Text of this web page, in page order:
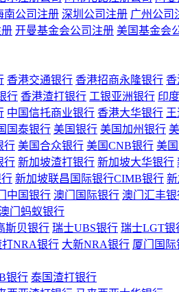
南公司注册 深圳公司注册 广州公司
开曼基金会公司注册 美国基金会
香港交通银行 香港招商永隆银行
行 香港渣打银行 工银亚洲银行 印
中国信托商业银行 香港大华银行
国泰银行 美国银行 美国加州银行
行 美国合众银行 美国CNB银行 美
行 新加坡渣打银行 新加坡大华银行
新加坡联昌国际银行CIMB银行
中国银行 澳门国际银行 澳门汇丰银
门蚂蚁银行
斯贝银行 瑞士UBS银行 瑞士LGT银
打NRA银行 大新NRA银行 厦门国际
银行 泰国渣打银行